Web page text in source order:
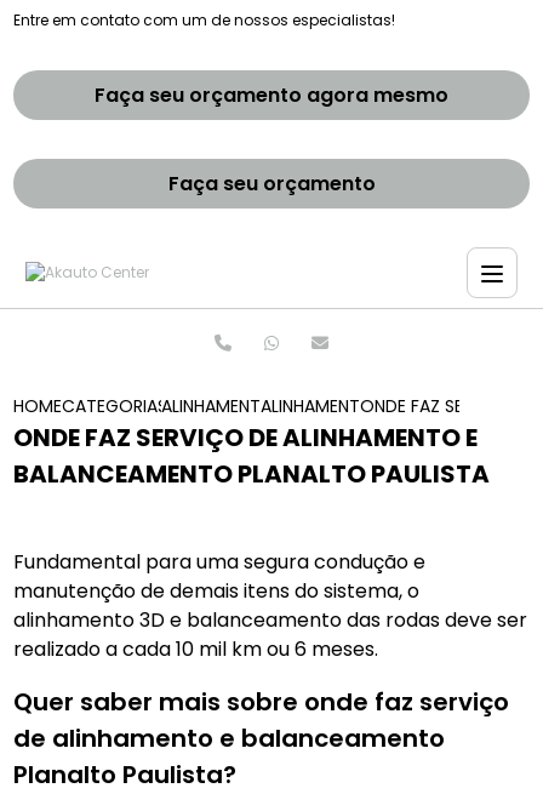
Entre em contato com um de nossos especialistas!
Faça seu orçamento agora mesmo
Faça seu orçamento
HOMECATEGORIASALINHAMENTO E BALANCEAMENTOS
ALINHAMENTO E BALANCEAMENTO
ONDE FAZ SERVICO
ONDE FAZ SERVIÇO DE ALINHAMENTO E
BALANCEAMENTO PLANALTO PAULISTA
Fundamental para uma segura condução e
manutenção de demais itens do sistema, o
alinhamento 3D e balanceamento das rodas deve ser
realizado a cada 10 mil km ou 6 meses.
Quer saber mais sobre onde faz serviço
de alinhamento e balanceamento
Planalto Paulista?